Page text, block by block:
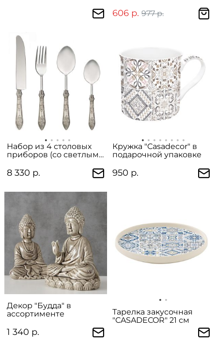
606 р. 977 р.
Набор из 4 столовых
приборов (со светлыми
8 330 р.
Кружка "Casadecor" в
подарочной упаковке
950 р.
Декор "Будда" в
ассортименте
1 340 р.
Тарелка закусочная
"CASADECOR" 21 см